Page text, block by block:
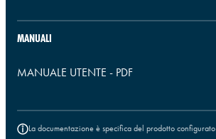
MANUALI
MANUALE UTENTE - PDF
La documentazione è specifica del prodotto configurato